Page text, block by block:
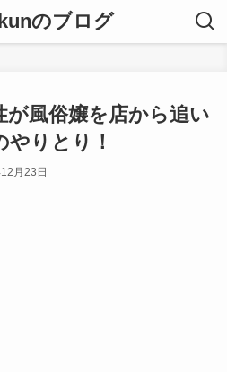
のブログ
が風俗嬢を店から追い
やりとり！
月23日